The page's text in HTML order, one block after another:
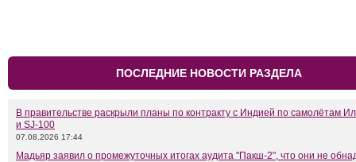
ПОСЛЕДНИЕ НОВОСТИ РАЗДЕЛА
В правительстве раскрыли планы по контракту с Индией по самолётам
и SJ-100
07.08.2026 17:44
Мадьяр заявил о промежуточных итогах аудита "Пакш-2", что они не